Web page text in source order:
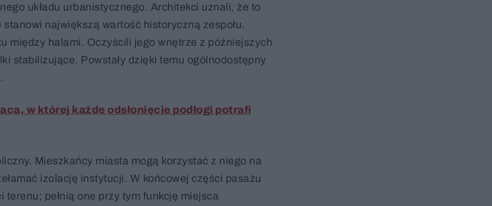
układu urbanistycznego. Architekci uznali, że to
największą wartość historyczną zespołu.
między halami. Oczyścili jego wnętrze z późniejszych
stabilizujące. Powstały dzięki temu ogólnodostępny
w której każde odsłonięcie podłogi potrafi
Mieszkańcy miasta mogą korzystać z niego na
izolację instytucji. W końcowej części pasażu
pełnią one przy tym funkcję miejsca